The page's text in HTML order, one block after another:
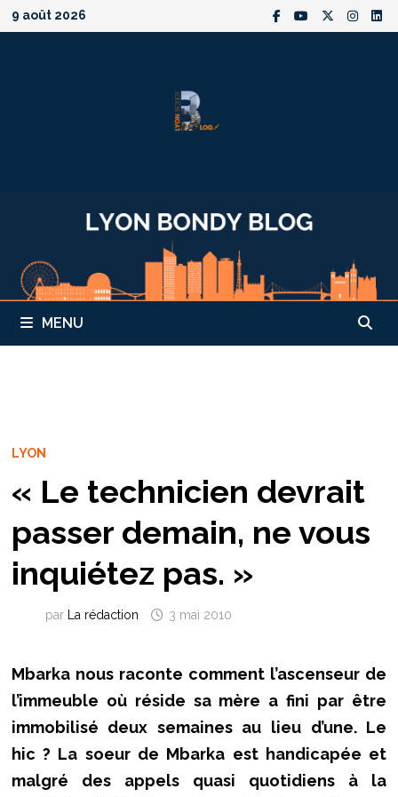
Passer
au
9 août 2026
MENU
LYON
« Le technicien devrait
passer demain, ne vous
inquiétez pas. »
par La rédaction 3 mai 2010
Mbarka nous raconte comment l’ascenseur de
l’immeuble où réside sa mère a fini par être
immobilisé deux semaines au lieu d’une. Le
hic ? La soeur de Mbarka est handicapée et
malgré des appels quasi quotidiens à la